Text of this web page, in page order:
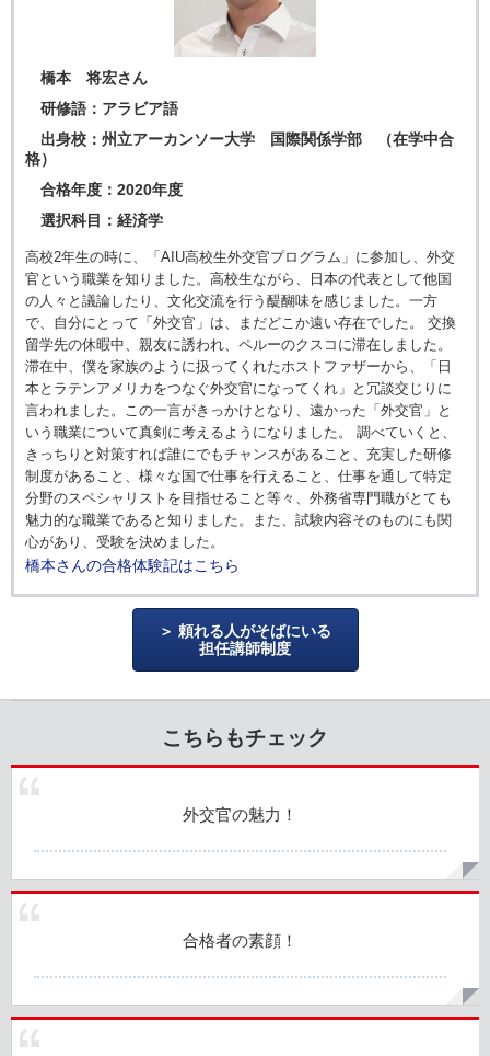
橋本 将宏さん
研修語：アラビア語
出身校：州立アーカンソー大学 国際関係学部 （在学中合
格）
合格年度：2020年度
選択科目：経済学
高校2年生の時に、「AIU高校生外交官プログラム」に参加し、外交
官という職業を知りました。高校生ながら、日本の代表として他国
の人々と議論したり、文化交流を行う醍醐味を感じました。一方
で、自分にとって「外交官」は、まだどこか遠い存在でした。 交換
留学先の休暇中、親友に誘われ、ペルーのクスコに滞在しました。
滞在中、僕を家族のように扱ってくれたホストファザーから、「日
本とラテンアメリカをつなぐ外交官になってくれ」と冗談交じりに
言われました。この一言がきっかけとなり、遠かった「外交官」と
いう職業について真剣に考えるようになりました。 調べていくと、
きっちりと対策すれば誰にでもチャンスがあること、充実した研修
制度があること、様々な国で仕事を行えること、仕事を通して特定
分野のスペシャリストを目指せること等々、外務省専門職がとても
魅力的な職業であると知りました。また、試験内容そのものにも関
心があり、受験を決めました。
橋本さんの合格体験記はこちら
頼れる人がそばにいる
担任講師制度
こちらもチェック
外交官の魅力！
合格者の素顔！